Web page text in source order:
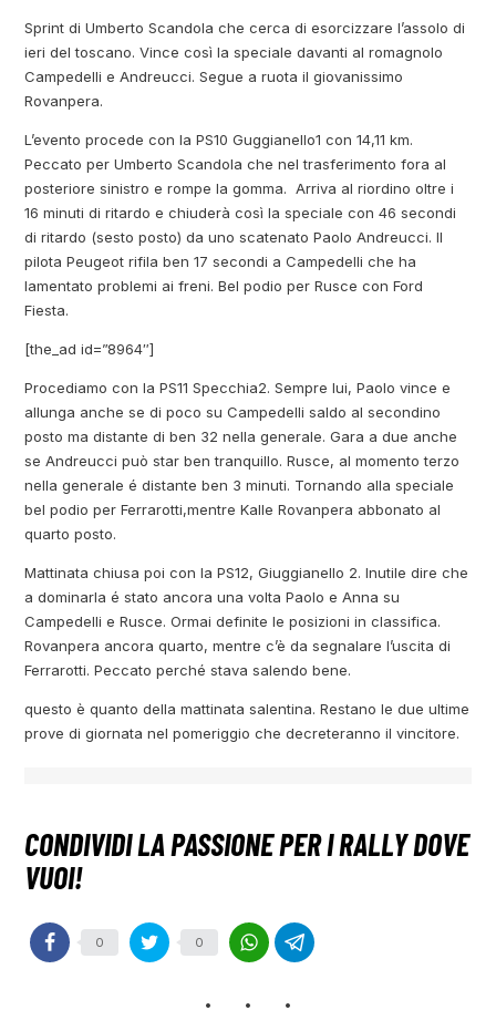
Sprint di Umberto Scandola che cerca di esorcizzare l’assolo di
ieri del toscano. Vince così la speciale davanti al romagnolo
Campedelli e Andreucci. Segue a ruota il giovanissimo
Rovanpera.
L’evento procede con la PS10 Guggianello1 con 14,11 km.
Peccato per Umberto Scandola che nel trasferimento fora al
posteriore sinistro e rompe la gomma. Arriva al riordino oltre i
16 minuti di ritardo e chiuderà così la speciale con 46 secondi
di ritardo (sesto posto) da uno scatenato Paolo Andreucci. Il
pilota Peugeot rifila ben 17 secondi a Campedelli che ha
lamentato problemi ai freni. Bel podio per Rusce con Ford
Fiesta.
[the_ad id=”8964″]
Procediamo con la PS11 Specchia2. Sempre lui, Paolo vince e
allunga anche se di poco su Campedelli saldo al secondino
posto ma distante di ben 32 nella generale. Gara a due anche
se Andreucci può star ben tranquillo. Rusce, al momento terzo
nella generale é distante ben 3 minuti. Tornando alla speciale
bel podio per Ferrarotti,mentre Kalle Rovanpera abbonato al
quarto posto.
Mattinata chiusa poi con la PS12, Giuggianello 2. Inutile dire che
a dominarla é stato ancora una volta Paolo e Anna su
Campedelli e Rusce. Ormai definite le posizioni in classifica.
Rovanpera ancora quarto, mentre c’è da segnalare l’uscita di
Ferrarotti. Peccato perché stava salendo bene.
questo è quanto della mattinata salentina. Restano le due ultime
prove di giornata nel pomeriggio che decreteranno il vincitore.
0 0